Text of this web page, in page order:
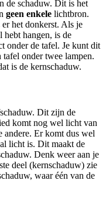
de schaduw. Dit is het
geen enkele lichtbron.
het donkerst. Als je
hebt hangen, is de
onder de tafel. Je kunt dit
onder twee lampen.
is de kernschaduw.
Dit zijn de
komt nog wel licht van
andere. Er komt dus wel
licht is. Dit maakt de
Denk weer aan je
deel (kernschaduw) zie
waar één van de